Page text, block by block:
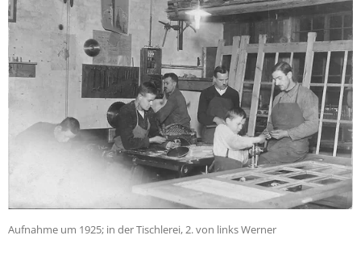
Aufnahme um 1925; in der Tischlerei, 2. von links Werner